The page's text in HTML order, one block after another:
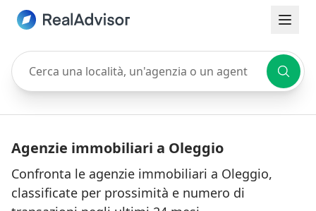
Cerca una località, un'agenzia o un agente
Agenzie immobiliari a Oleggio
Confronta le agenzie immobiliari a Oleggio,
classificate per prossimità e numero di